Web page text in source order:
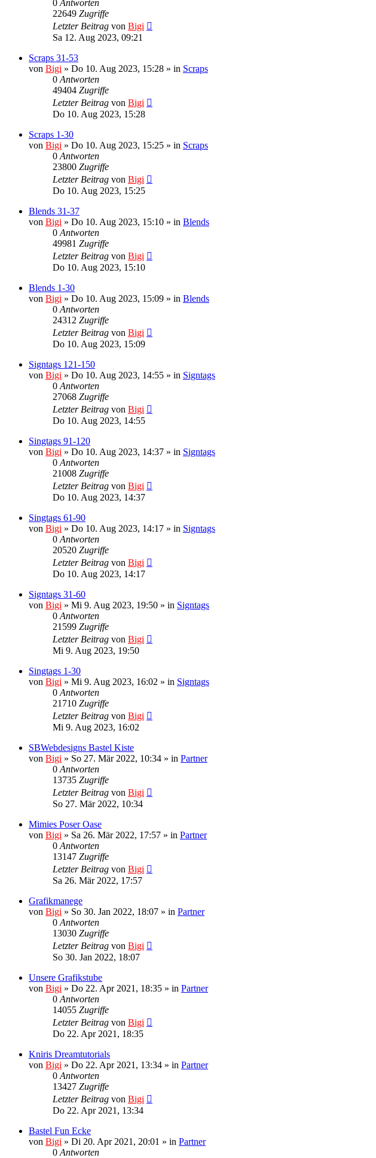
0 Antworten
22649 Zugriffe
Letzter Beitrag von Bigi
Sa 12. Aug 2023, 09:21
Scraps 31-53
von Bigi » Do 10. Aug 2023, 15:28 » in Scraps
0 Antworten
49404 Zugriffe
Letzter Beitrag von Bigi
Do 10. Aug 2023, 15:28
Scraps 1-30
von Bigi » Do 10. Aug 2023, 15:25 » in Scraps
0 Antworten
23800 Zugriffe
Letzter Beitrag von Bigi
Do 10. Aug 2023, 15:25
Blends 31-37
von Bigi » Do 10. Aug 2023, 15:10 » in Blends
0 Antworten
49981 Zugriffe
Letzter Beitrag von Bigi
Do 10. Aug 2023, 15:10
Blends 1-30
von Bigi » Do 10. Aug 2023, 15:09 » in Blends
0 Antworten
24312 Zugriffe
Letzter Beitrag von Bigi
Do 10. Aug 2023, 15:09
Signtags 121-150
von Bigi » Do 10. Aug 2023, 14:55 » in Signtags
0 Antworten
27068 Zugriffe
Letzter Beitrag von Bigi
Do 10. Aug 2023, 14:55
Singtags 91-120
von Bigi » Do 10. Aug 2023, 14:37 » in Signtags
0 Antworten
21008 Zugriffe
Letzter Beitrag von Bigi
Do 10. Aug 2023, 14:37
Singtags 61-90
von Bigi » Do 10. Aug 2023, 14:17 » in Signtags
0 Antworten
20520 Zugriffe
Letzter Beitrag von Bigi
Do 10. Aug 2023, 14:17
Signtags 31-60
von Bigi » Mi 9. Aug 2023, 19:50 » in Signtags
0 Antworten
21599 Zugriffe
Letzter Beitrag von Bigi
Mi 9. Aug 2023, 19:50
Singtags 1-30
von Bigi » Mi 9. Aug 2023, 16:02 » in Signtags
0 Antworten
21710 Zugriffe
Letzter Beitrag von Bigi
Mi 9. Aug 2023, 16:02
SBWebdesigns Bastel Kiste
von Bigi » So 27. Mär 2022, 10:34 » in Partner
0 Antworten
13735 Zugriffe
Letzter Beitrag von Bigi
So 27. Mär 2022, 10:34
Mimies Poser Oase
von Bigi » Sa 26. Mär 2022, 17:57 » in Partner
0 Antworten
13147 Zugriffe
Letzter Beitrag von Bigi
Sa 26. Mär 2022, 17:57
Grafikmanege
von Bigi » So 30. Jan 2022, 18:07 » in Partner
0 Antworten
13030 Zugriffe
Letzter Beitrag von Bigi
So 30. Jan 2022, 18:07
Unsere Grafikstube
von Bigi » Do 22. Apr 2021, 18:35 » in Partner
0 Antworten
14055 Zugriffe
Letzter Beitrag von Bigi
Do 22. Apr 2021, 18:35
Kniris Dreamtutorials
von Bigi » Do 22. Apr 2021, 13:34 » in Partner
0 Antworten
13427 Zugriffe
Letzter Beitrag von Bigi
Do 22. Apr 2021, 13:34
Bastel Fun Ecke
von Bigi » Di 20. Apr 2021, 20:01 » in Partner
0 Antworten